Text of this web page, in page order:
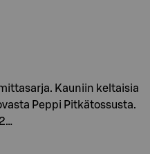
Kauniin keltaisia
Peppi Pitkätossusta.